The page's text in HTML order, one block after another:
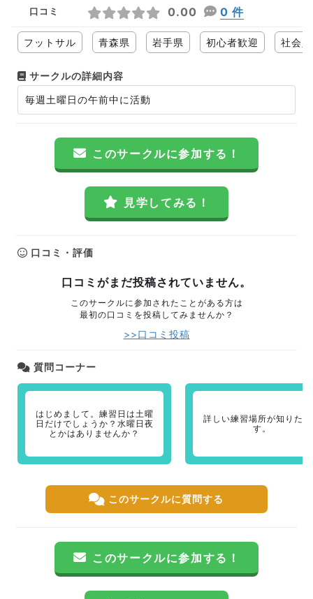
口コミ 0.00 0 件
フットサル 青森県 岩手県 初心者歓迎 社会
サークルの詳細内容
毎週土曜日の午前中に活動
このサークルに参加する！
見学してみる！
口コミ・評価
口コミがまだ投稿されていません。
このサークルに参加されたことがある方は
最初の口コミを投稿してみませんか？
>>口コミ投稿
質問コーナー
はじめまして。練習日は土曜
日だけでしょうか？水曜日夜
とかはありませんか？
詳しい練習場所が知りた
す。
このサークルに質問する
このサークルに参加する！